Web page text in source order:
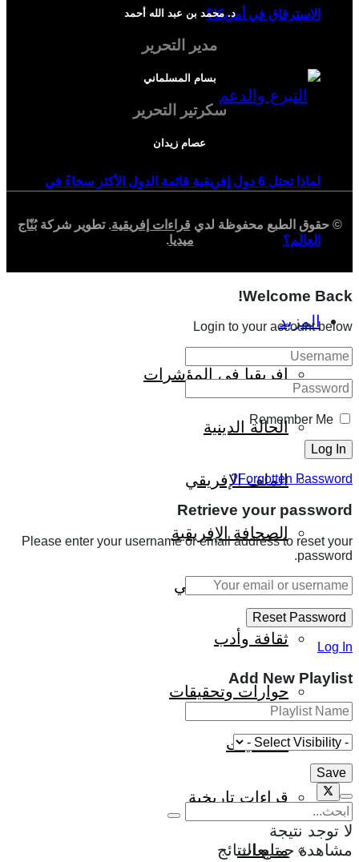
الاسترقاق في أمريكا؟
لماذا تحتل 6 دول إفريقية قائمة الدول الأكثر سخاءً في
العالم؟
المزيد
إفريقيا في المؤشرات
الحالة الدينية
الملف الإفريقي
الصحافة الإفريقية
المجتمع الإفريقي
ثقافة وأدب
حوارات وتحقيقات
شخصيات
قراءات تاريخية
متابعات
د. محمد بن عبد الله أحمد
مدير التحرير
بسام المسلماني
سكرتير التحرير
عصام زيدان
© حقوق الطبع محفوظة لدي قراءات إفريقية. تطوير شركةبُنّاج
ميديا.
Welcome Back!
Login to your account below
Remember Me
Forgotten Password?
Retrieve your password
Please enter your username or email address to reset your
password.
Log In
Add New Playlist
لا توجد نتيجة
مشاهدة جميع النتائج